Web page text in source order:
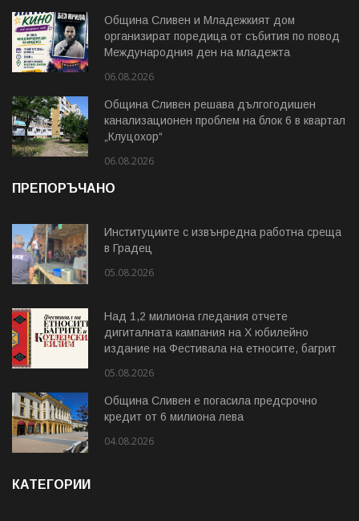
Община Сливен и Младежкият дом
организират поредица от събития по повод
Международния ден на младежта
06.08.2026
Община Сливен решава дългогодишен
канализационен проблем на блок 6 в квартал
„Клуцохор“
06.08.2026
ПРЕПОРЪЧАНО
Институциите с извънредна работна среща
в Градец
05.08.2026
Над 1,2 милиона гледания отчете
дигиталната кампания на Х юбилейно
издание на Фестивала на етносите, багрите
05.08.2026
Община Сливен е погасила предсрочно
кредит от 6 милиона лева
04.08.2026
КАТЕГОРИИ